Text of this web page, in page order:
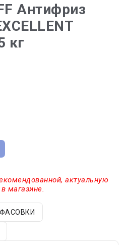
Антифриз
кг
актуальную
магазине.